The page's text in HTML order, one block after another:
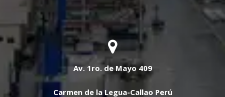
Av. 1ro. de Mayo 409
Carmen de la Legua-Callao Perú